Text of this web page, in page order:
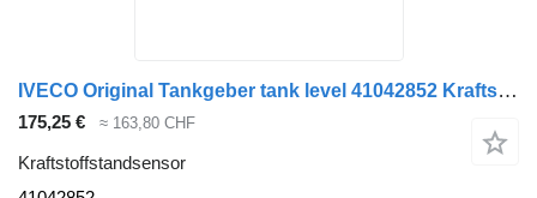
IVECO Original Tankgeber tank level 41042852 Kraftstoffstandsensor für IVECO Euro-Trakker LKW
175,25 € ≈ 163,80 CHF
Kraftstoffstandsensor